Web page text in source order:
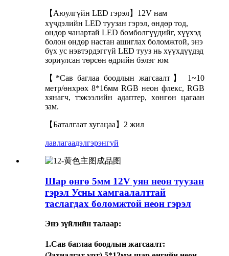
【Аюулгүйн LED гэрэл】12V нам
хүчдэлийн LED туузан гэрэл, өндөр тод,
өндөр чанартай LED бөмбөлгүүдийг, хүүхэд
болон өндөр настан ашиглах боломжтой, энэ
бүх ус нэвтэрдэггүй LED тууз нь хүүхдүүдэд
зориулсан төрсөн өдрийн бэлэг юм
【*Сав баглаа боодлын жагсаалт】 1~10
метр/өнхрөх 8*16мм RGB неон флекс, RGB
хянагч, тэжээлийн адаптер, хөнгөн цагаан
зам.
【Баталгаат хугацаа】2 жил
лавлагаадэлгэрэнгүй
Шар өнгө 5мм 12V уян неон туузан
гэрэл Усны хамгаалалттай
таслагдах боломжтой неон гэрэл
Энэ зүйлийн талаар:
1.Сав баглаа боодлын жагсаалт: